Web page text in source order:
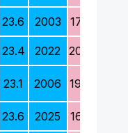
23.6 2003 17.2
23.4 2022 20.6
23.1 2006 19.2
23.6 2025 16.2